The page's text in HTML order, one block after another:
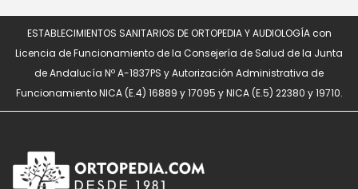
ESTABLECIMIENTOS SANITARIOS DE ORTOPEDIA Y AUDIOLOGÍA con
Licencia de Funcionamiento de la Consejería de Salud de la Junta
de Andalucía Nº A-1837PS y Autorización Administrativa de
Funcionamiento NICA (E.4) 16889 y 17095 y NICA (E.5) 22380 y 19710.